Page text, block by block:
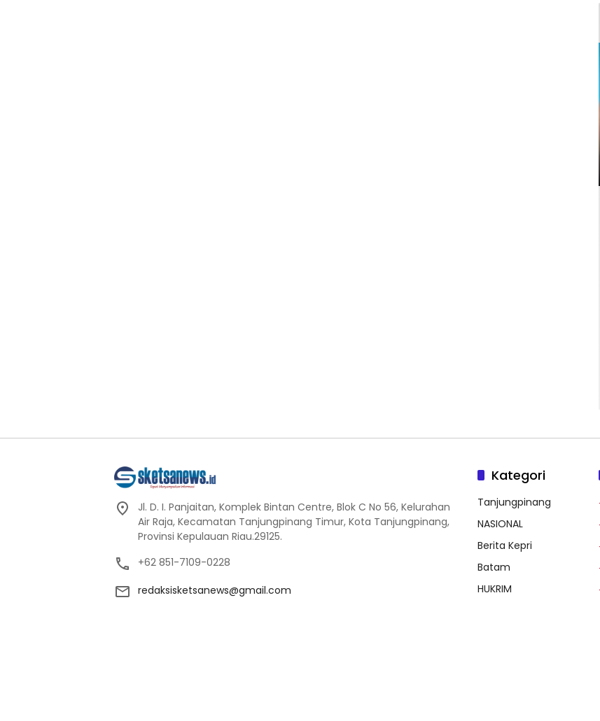
Jl. D. I. Panjaitan, Komplek Bintan Centre, Blok C No 56, Kelurahan
Air Raja, Kecamatan Tanjungpinang Timur, Kota Tanjungpinang,
Provinsi Kepulauan Riau.29125.
+62 851-7109-0228
redaksisketsanews@gmail.com
Kategori
Tanjungpinang
NASIONAL
Berita Kepri
Batam
HUKRIM